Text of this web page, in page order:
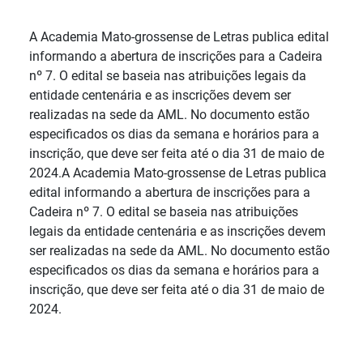
A Academia Mato-grossense de Letras publica edital
informando a abertura de inscrições para a Cadeira
nº 7. O edital se baseia nas atribuições legais da
entidade centenária e as inscrições devem ser
realizadas na sede da AML. No documento estão
especificados os dias da semana e horários para a
inscrição, que deve ser feita até o dia 31 de maio de
2024.A Academia Mato-grossense de Letras publica
edital informando a abertura de inscrições para a
Cadeira nº 7. O edital se baseia nas atribuições
legais da entidade centenária e as inscrições devem
ser realizadas na sede da AML. No documento estão
especificados os dias da semana e horários para a
inscrição, que deve ser feita até o dia 31 de maio de
2024.